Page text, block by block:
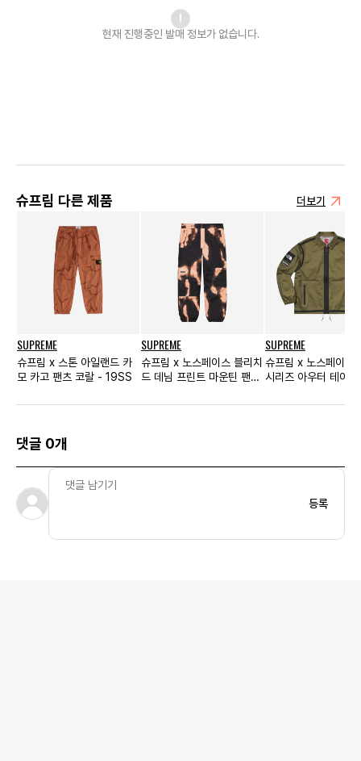
현재 진행중인 발매 정보가 없습니다.
슈프림 다른 제품 더보기
SUPREME
슈프림 x 스톤 아일랜드 카
모 카고 팬츠 코랄 - 19SS
SUPREME
슈프림 x 노스페이스 블리치
드 데님 프린트 마운틴 팬츠
SUPREME
슈프림 x 노스페이스
시리즈 아우터 테이
댓글 0개
등록